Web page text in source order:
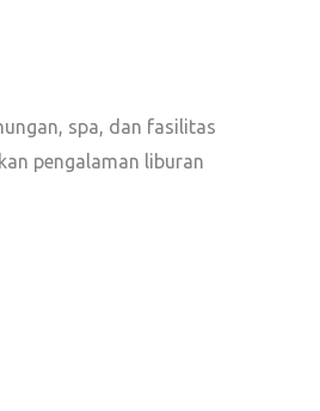
spa, dan fasilitas
pengalaman liburan